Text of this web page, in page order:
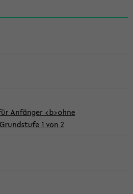
Anfänger <b>ohne
1 von 2